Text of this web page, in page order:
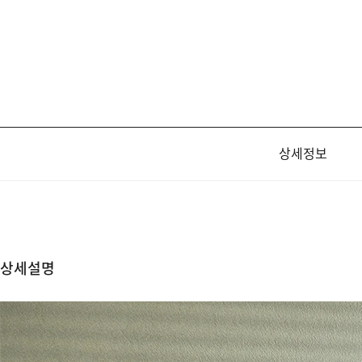
상세정보
상세설명